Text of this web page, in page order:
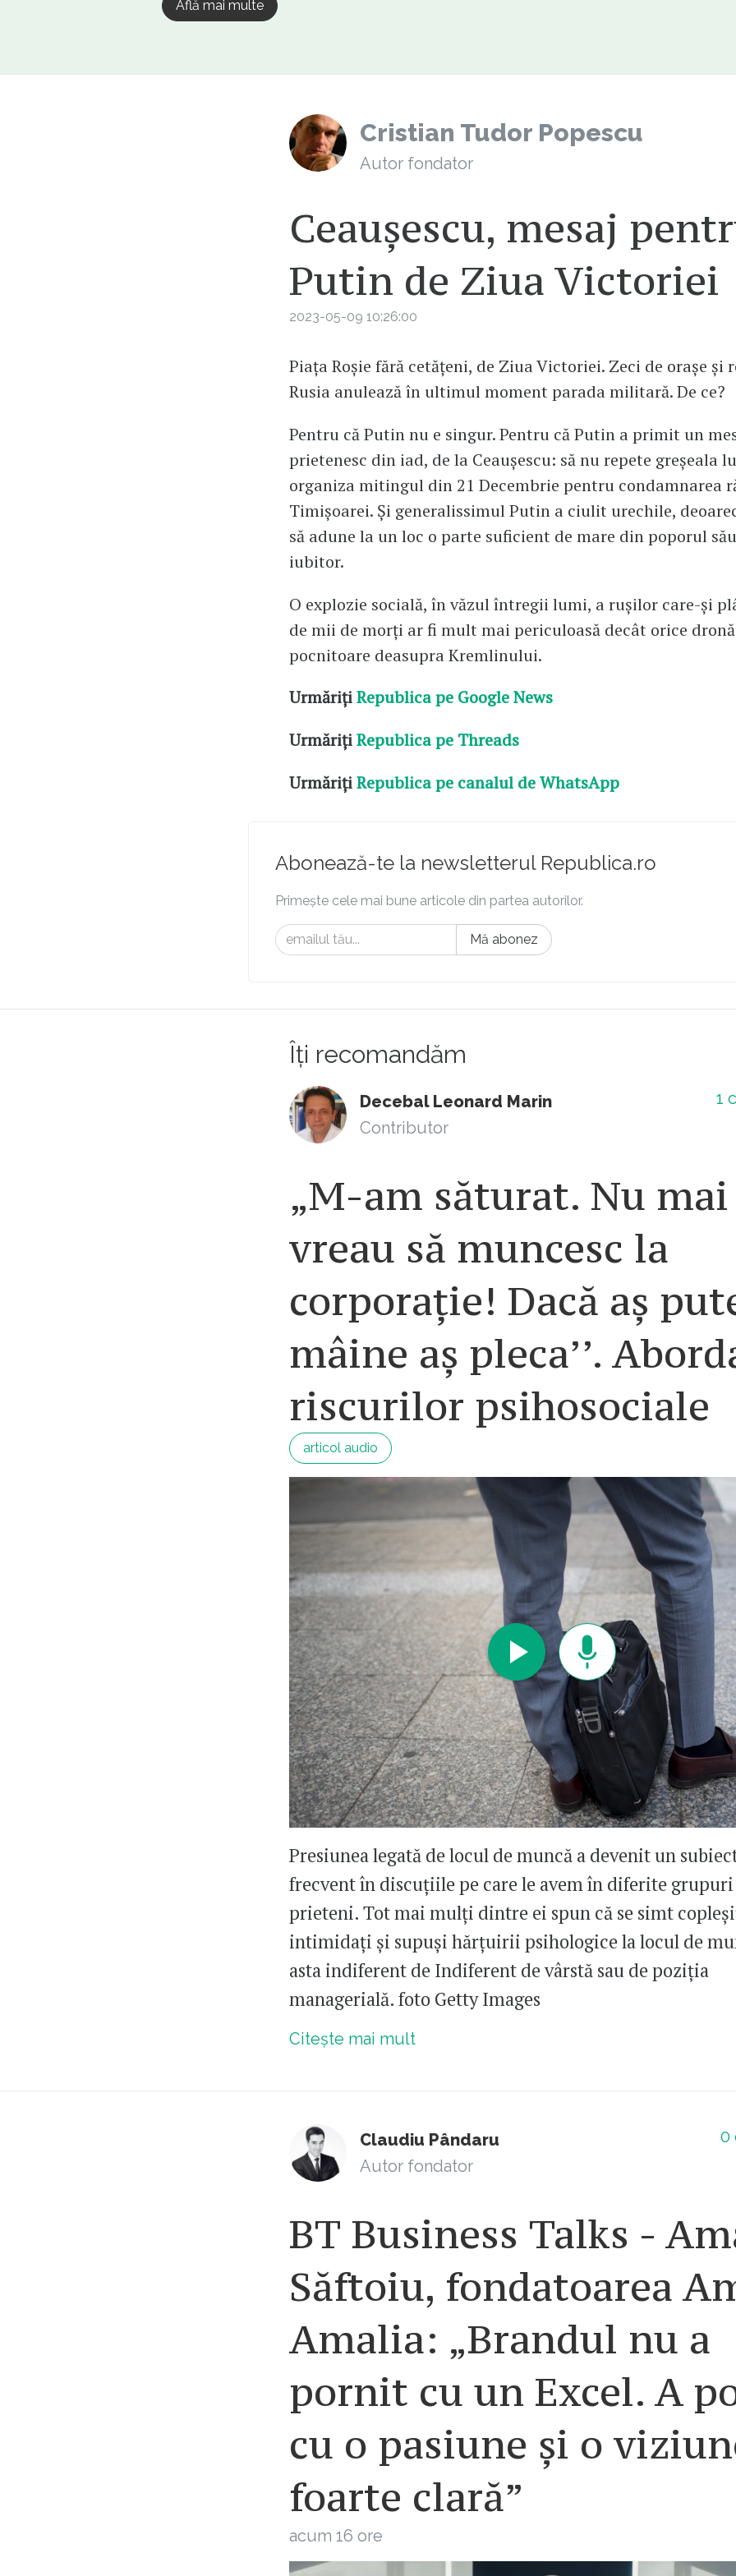
Află mai multe
Cristian Tudor Popescu
Autor fondator
Ceaușescu, mesaj
Putin de Ziua Victoriei
2023-05-09 10:26:00
Piața Roșie fără cetățeni, de Ziua Victoriei. Zeci de orașe și
Rusia anulează în ultimul moment parada militară. De ce?
Pentru că Putin nu e singur. Pentru că Putin a primit un
prietenesc din iad, de la Ceaușescu: să nu repete greșeala
organiza mitingul din 21 Decembrie pentru condamnarea
Timișoarei. Și generalissimul Putin a ciulit urechile,
să adune la un loc o parte suficient de mare din poporul
iubitor.
O explozie socială, în văzul întregii lumi, a rușilor care-și
de mii de morți ar fi mult mai periculoasă decât orice
pocnitoare deasupra Kremlinului.
UrmărițiRepublica pe Google News
UrmărițiRepublica pe Threads
UrmărițiRepublica pe canalul de WhatsApp
Abonează-te la newsletterul Republica.ro
Primește cele mai bune articole din partea autorilor.
Mă abonez
Îți recomandăm
Decebal Leonard Marin
Contributor
1
„M-am săturat. Nu mai
vreau să muncesc la
corporație! Dacă aș
mâine aș pleca’’.
riscurilor psihosociale
articol audio
Presiunea legată de locul de muncă a devenit un
frecvent în discuțiile pe care le avem în diferite
prieteni. Tot mai mulți dintre ei spun că se simt
intimidați și supuși hărțuirii psihologice la locul de
asta indiferent de Indiferent de vârstă sau de poziția
managerială. foto Getty Images
Citește mai mult
Claudiu Pândaru
Autor fondator
0
BT Business Talks -
Săftoiu, fondatoarea
Amalia: „Brandul nu a
pornit cu un Excel. A
cu o pasiune și o
foarte clară”
acum 16 ore